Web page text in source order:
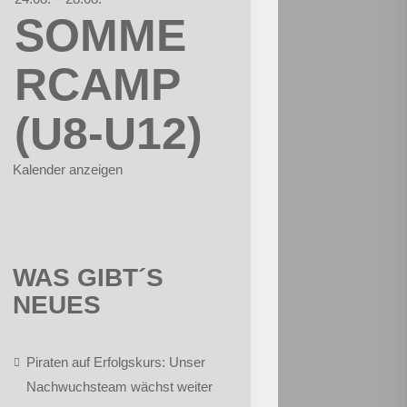
SOMME
RCAMP
(U8-U12)
Kalender anzeigen
WAS GIBT´S
NEUES
Piraten auf Erfolgskurs: Unser
Nachwuchsteam wächst weiter